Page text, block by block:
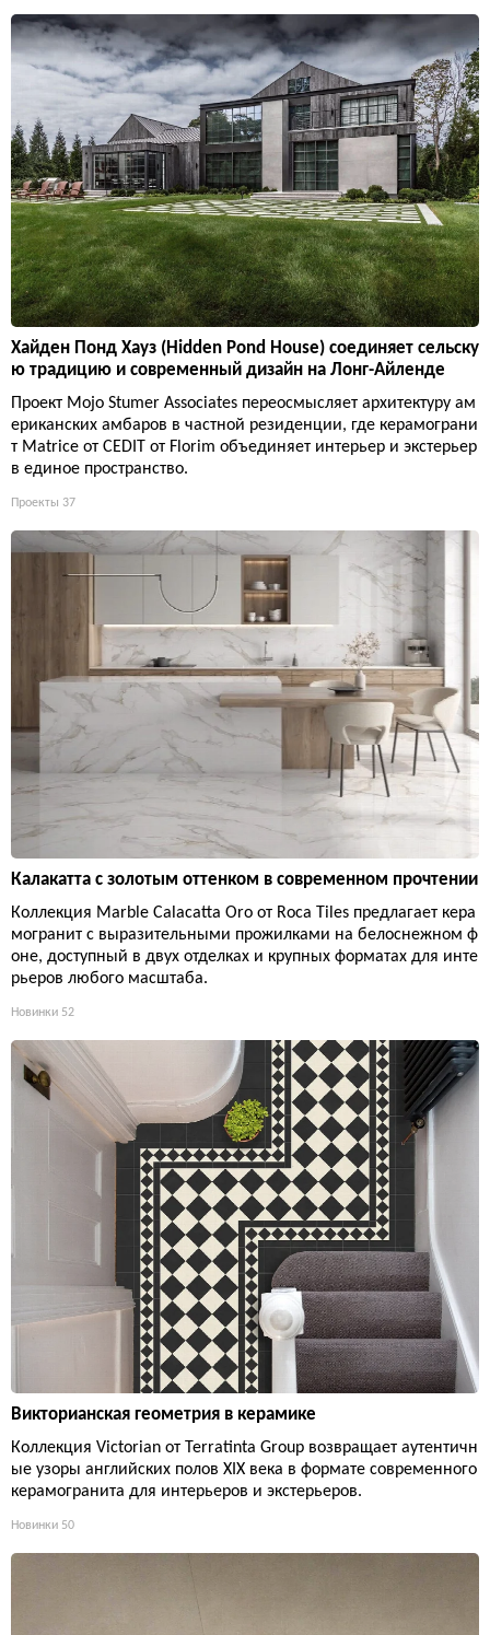
Хайден Понд Хауз (Hidden Pond House) соединяет сельску
ю традицию и современный дизайн на Лонг-Айленде
Проект Mojo Stumer Associates переосмысляет архитектуру ам
ериканских амбаров в частной резиденции, где керамограни
т Matrice от CEDIT от Florim объединяет интерьер и экстерьер
в единое пространство.
Проекты 37
Калакатта с золотым оттенком в современном прочтении
Коллекция Marble Calacatta Oro от Roca Tiles предлагает кера
могранит с выразительными прожилками на белоснежном ф
оне, доступный в двух отделках и крупных форматах для инте
рьеров любого масштаба.
Новинки 52
Викторианская геометрия в керамике
Коллекция Victorian от Terratinta Group возвращает аутентичн
ые узоры английских полов XIX века в формате современного
керамогранита для интерьеров и экстерьеров.
Новинки 50